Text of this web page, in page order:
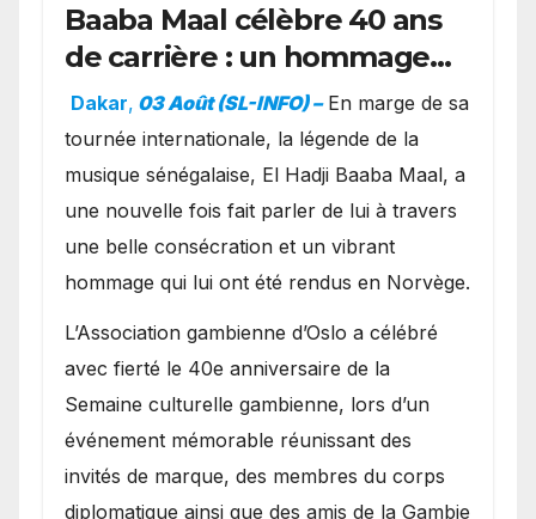
Baaba Maal célèbre 40 ans
de carrière : un hommage
exceptionnel à Oslo en
présence de la famille
royale.
Dakar, 03 Août (SL-INFO) – ​En marge de sa
tournée internationale, la légende de la
musique sénégalaise, El Hadji Baaba Maal, a
une nouvelle fois fait parler de lui à travers
une belle consécration et un vibrant
hommage qui lui ont été rendus en Norvège.
​L’Association gambienne d’Oslo a célébré
avec fierté le 40e anniversaire de la
Semaine culturelle gambienne, lors d’un
événement mémorable réunissant des
invités de marque, des membres du corps
diplomatique ainsi que des amis de la Gambie